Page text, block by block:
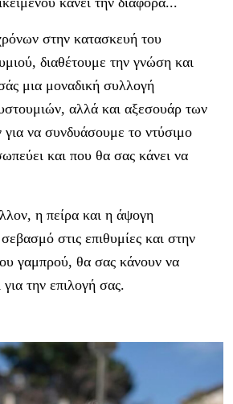
στην κατασκευή του
διαθέτουμε την γνώση και
μια μοναδική συλλογή
αλλά και αξεσουάρ των
να συνδυάσουμε το ντύσιμο
και που θα σας κάνει να
η πείρα και η άψογη
στις επιθυμίες και στην
γαμπρού, θα σας κάνουν να
την επιλογή σας.